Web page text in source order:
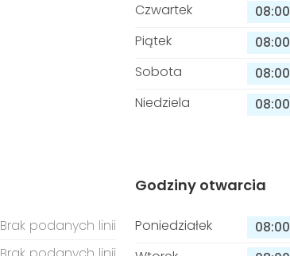
Czwartek
08:00
Piątek
08:00
Sobota
08:00
Niedziela
08:00
Brak podanych linii
Godziny otwarcia
Poniedziałek 08:00